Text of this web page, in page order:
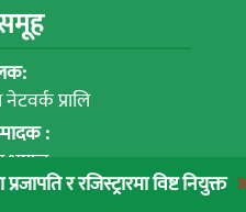
विष्ट नियुक्त लुम्बिनी
प्रालि
:
भुषाल
: